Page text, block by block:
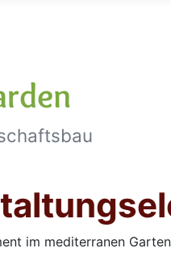
im mediterranen